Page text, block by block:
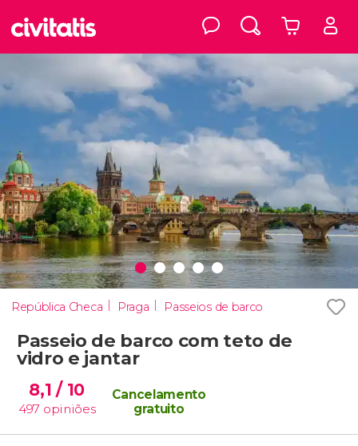
República Checa Praga Passeios de barco
Passeio de barco com teto de
vidro e jantar
8,1/ 10
497 opiniões
Cancelamento
gratuito